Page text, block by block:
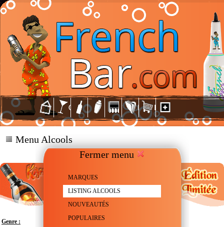
Fermer menu
MARQUES
LISTING ALCOOLS
NOUVEAUTÉS
POPULAIRES
Menu Alcools
Genre : Liqueur de Café